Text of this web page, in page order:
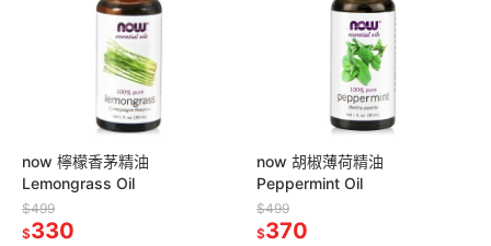
now 檸檬香茅精油
Lemongrass Oil
$499
$330
now 胡椒薄荷精油
Peppermint Oil
$499
$370